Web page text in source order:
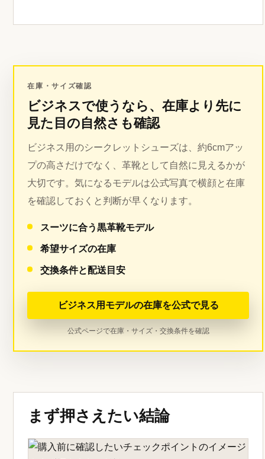
在庫・サイズ確認
ビジネスで使うなら、在庫より先に
見た目の自然さも確認
ビジネス用のシークレットシューズは、約6cmアッ
プの高さだけでなく、革靴として自然に見えるかが
大切です。気になるモデルは公式写真で横顔と在庫
を確認しておくと判断が早くなります。
スーツに合う黒革靴モデル
希望サイズの在庫
交換条件と配送目安
ビジネス用モデルの在庫を公式で見る
公式ページで在庫・サイズ・交換条件を確認
まず押さえたい結論